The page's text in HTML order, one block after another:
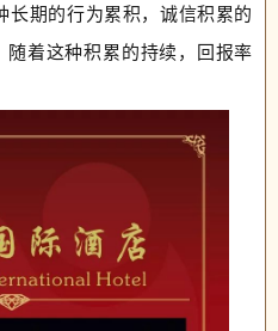
期的行为累积，诚信积累的
随着这种积累的持续，回报率